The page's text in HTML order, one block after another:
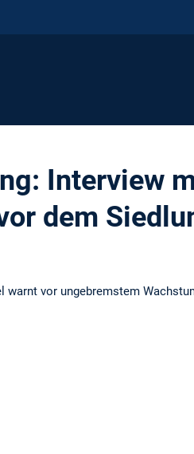
Interview
dem
Magel warnt vor